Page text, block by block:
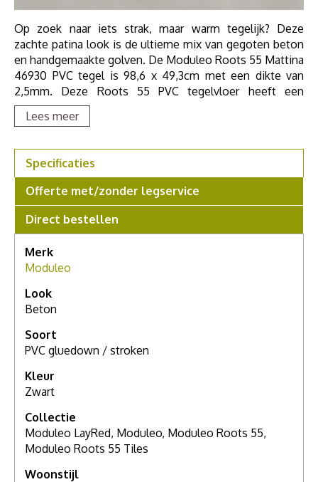
Op zoek naar iets strak, maar warm tegelijk? Deze
zachte patina look is de ultieme mix van gegoten beton
en handgemaakte golven. De Moduleo Roots 55 Mattina
46930 PVC tegel is 98,6 x 49,3cm met een dikte van
2,5mm. Deze Roots 55 PVC tegelvloer heeft een
slijtlaag van 0.55mm en een licht voelbare structuur,
uitgevoerd met een v-groef rondom de tegel. Door zijn
huishoudelijk en project gebruik. Moduleo Roots 55
Tiles zijn geschikt voor vloerverwarming en is
geluiddempend.
Lees meer
Specificaties
Offerte met/zonder legservice
Direct bestellen
Merk
Moduleo
Look
Beton
Soort
PVC gluedown / stroken
Kleur
Zwart
Collectie
Moduleo LayRed, Moduleo, Moduleo Roots 55,
Moduleo Roots 55 Tiles
Woonstijl